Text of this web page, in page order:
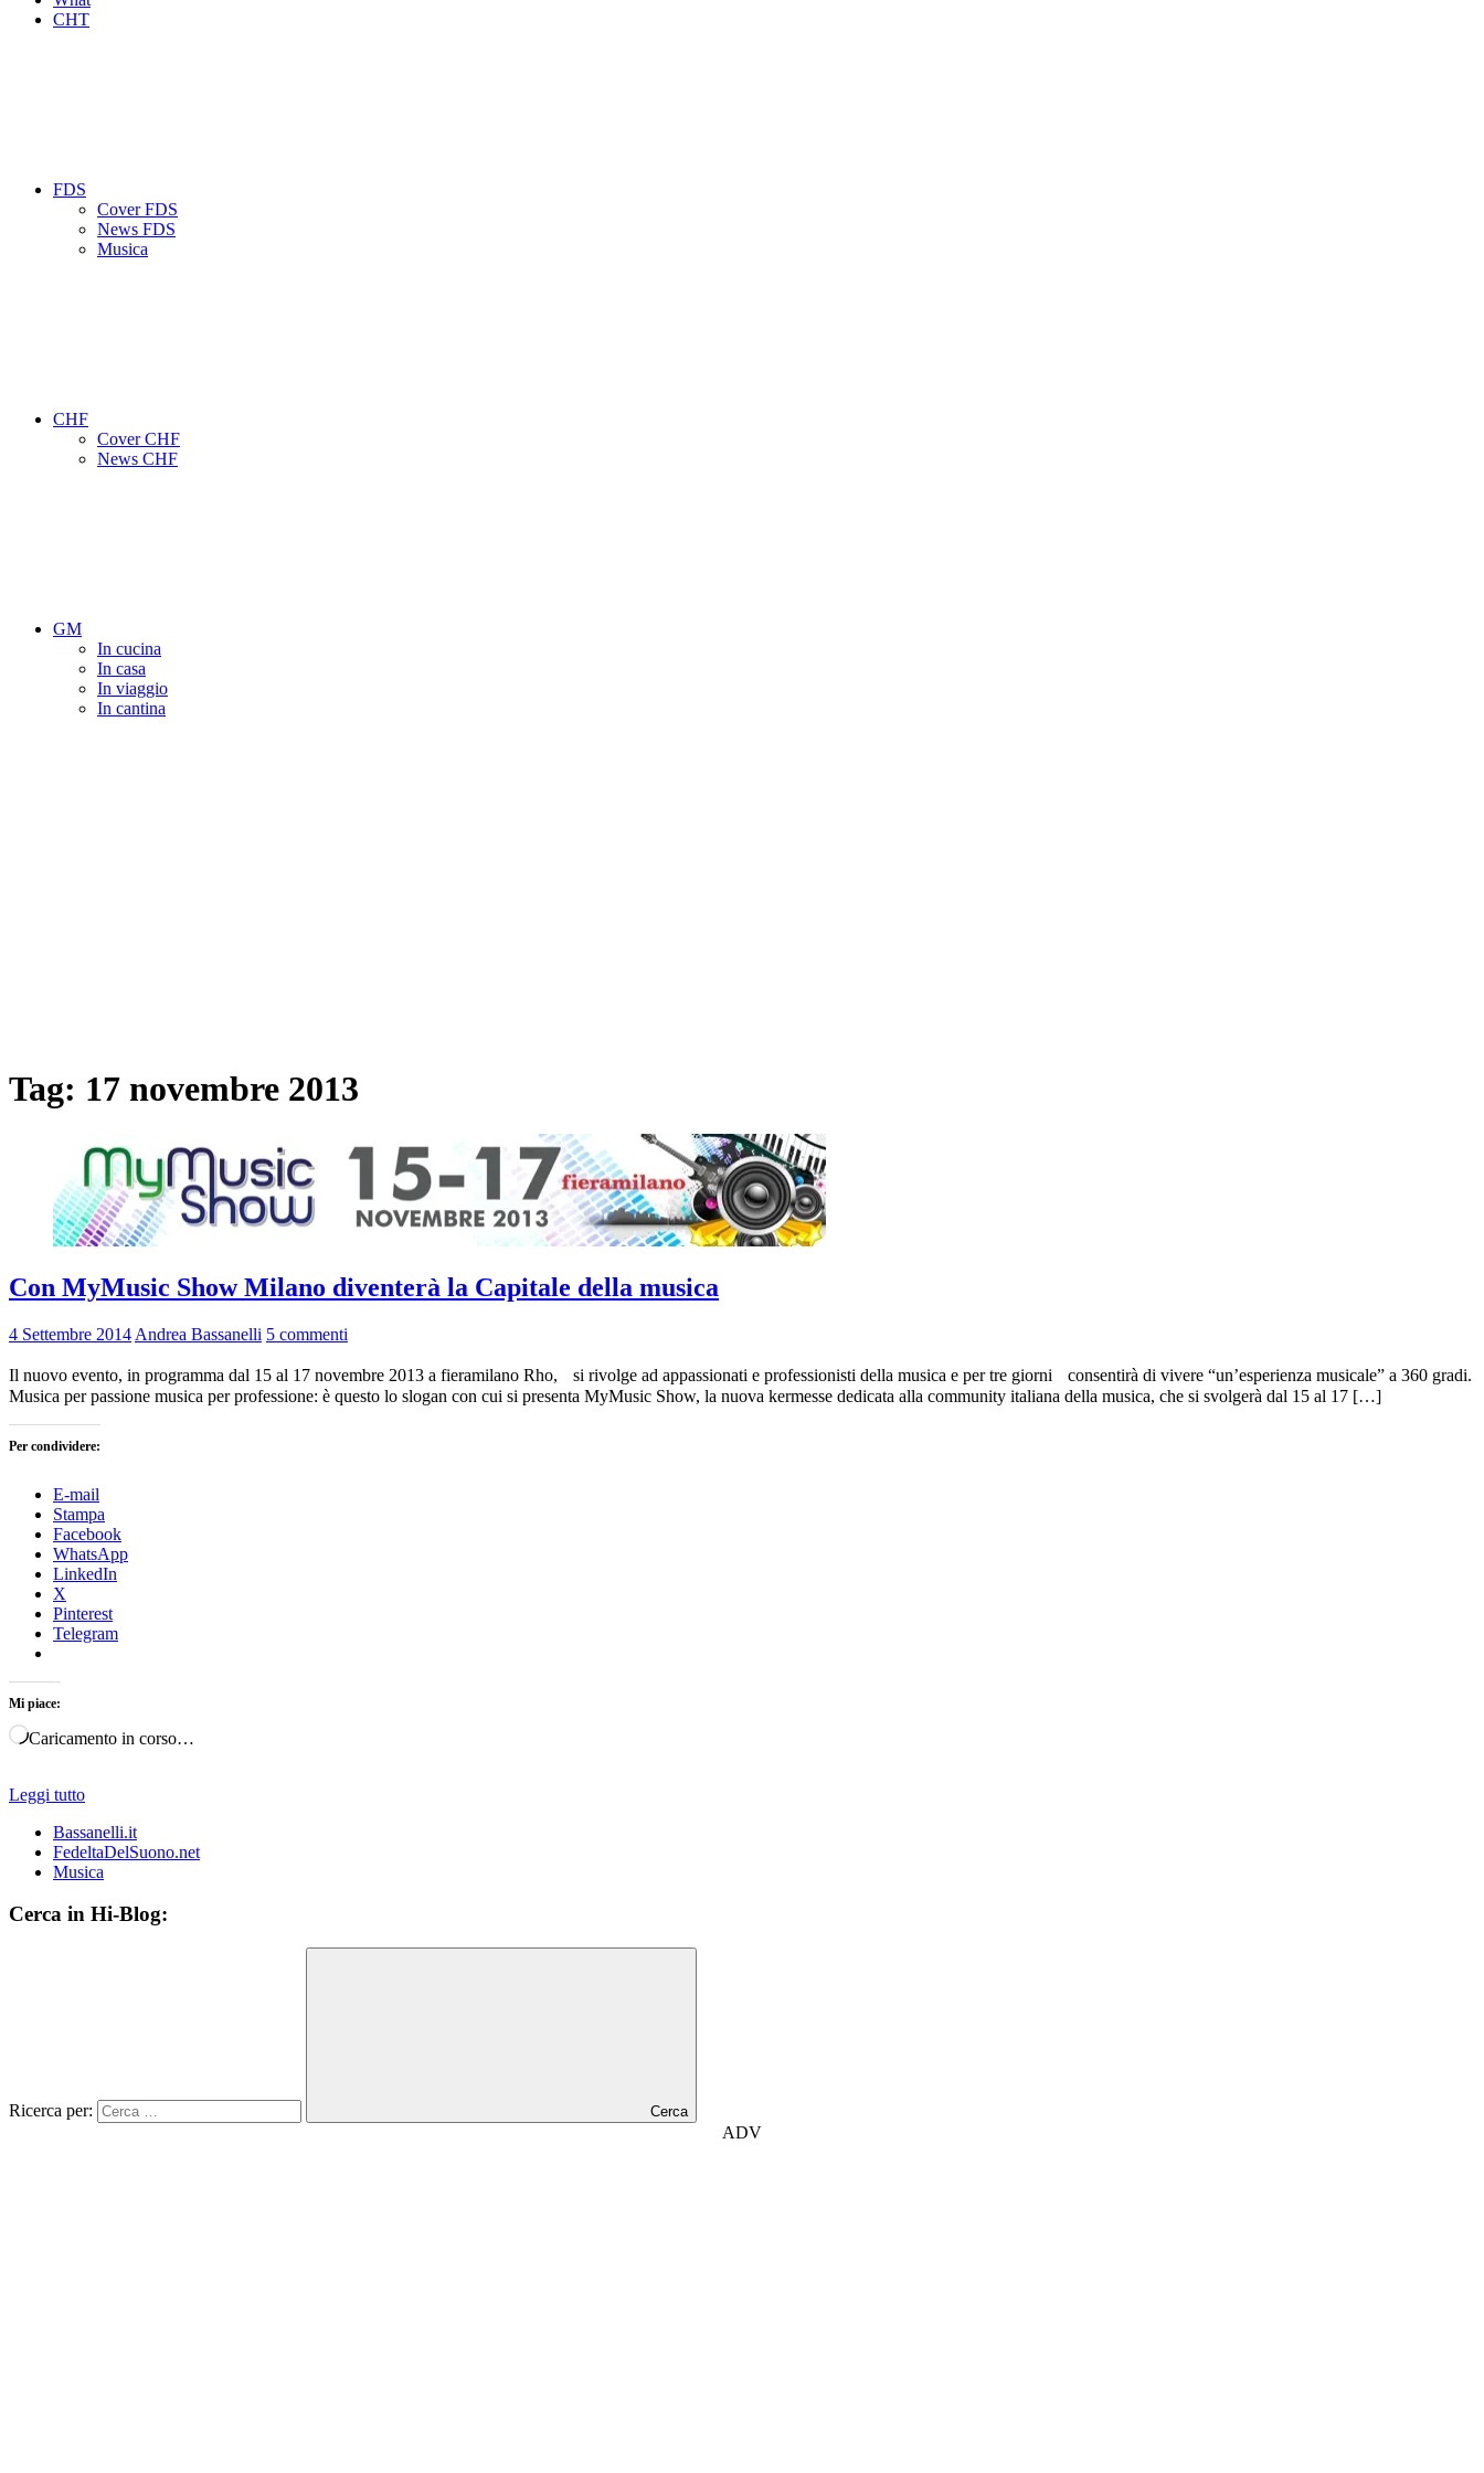
CHT
FDS
Cover FDS
News FDS
Musica
CHF
Cover CHF
News CHF
GM
In cucina
In casa
In viaggio
In cantina
Tag: 17 novembre 2013
Con MyMusic Show Milano diventerà la Capitale della musica
4 Settembre 2014 Andrea Bassanelli 5 commenti
Il nuovo evento, in programma dal 15 al 17 novembre 2013 a fieramilano Rho, si rivolge ad appassionati e professionisti della musica e per tre giorni consentirà di vivere “un’esperienza musicale” a 360 gradi.
Musica per passione musica per professione: è questo lo slogan con cui si presenta MyMusic Show, la nuova kermesse dedicata alla community italiana della musica, che si svolgerà dal 15 al 17 […]
Per condividere:
E-mail
Stampa
Facebook
WhatsApp
LinkedIn
X
Pinterest
Telegram
Mi piace:
Caricamento in corso…
Leggi tutto
Bassanelli.it
FedeltaDelSuono.net
Musica
Cerca in Hi-Blog:
Ricerca per: Cerca
ADV